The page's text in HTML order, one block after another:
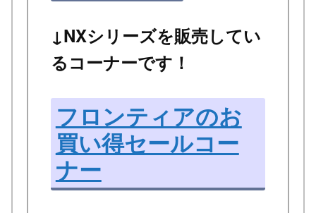
↓NXシリーズを販売してい
るコーナーです！
フロンティアのお
買い得セールコー
ナー